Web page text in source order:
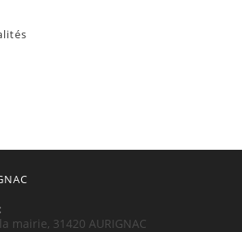
mairie, 31420 AURIGNAC